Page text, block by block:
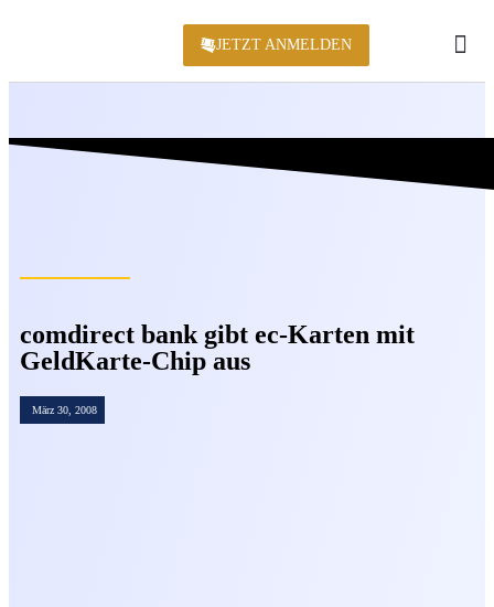
JETZT ANMELDEN
comdirect bank gibt ec-Karten mit
GeldKarte-Chip aus
März 30, 2008